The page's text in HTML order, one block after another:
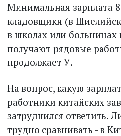
Минимальная зарплата
кладовщики (в
в школах или
получают рядовые
продолжает У.
На вопрос, какую
работники китайских
затруднился ответить.
трудно сравнивать - в